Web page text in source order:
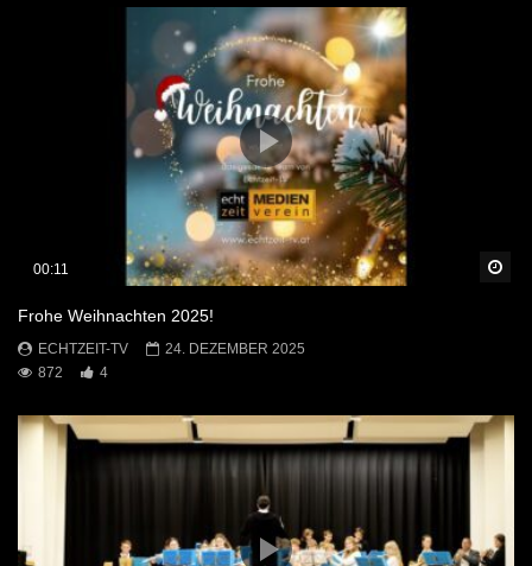
00:11
Frohe Weihnachten 2025!
ECHTZEIT-TV
24. DEZEMBER 2025
872
4